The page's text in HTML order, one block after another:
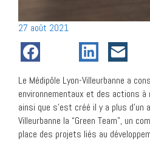
Posté
le
27 août 2021
Le Médipôle Lyon-Villeurbanne a
environnementaux et des actions à
ainsi que s’est créé il y a plus d’un
Villeurbanne la “Green Team”, un
place des projets liés au